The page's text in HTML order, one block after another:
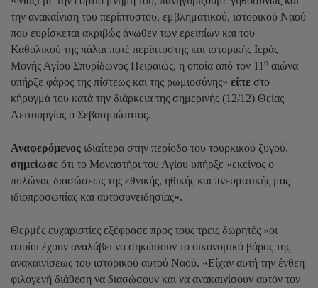
την ανακαίνιση του περίπτυστου, εμβληματικού, ιστορικού Ναού
που ευρίσκεται ακριβώς άνωθεν των ερειπίων και του
Καθολικού της πάλαι ποτέ περίπτυστης και ιστορικής Ιεράς
Μονής Αγίου Σπυρίδωνος Πειραιώς, η οποία από τον 11 ο αιώνα
υπήρξε φάρος της πίστεως και της ρωμιοσύνης» είπε στο
κήρυγμά του κατά την διάρκεια της σημερινής (12/12) Θείας
Λειτουργίας ο Σεβασμιώτατος.
Αναφερόμενος ιδιαίτερα στην περίοδο του τουρκικού ζυγού,
σημείωσε ότι το Μοναστήρι του Αγίου υπήρξε «εκείνος ο
πυλώνας διασώσεως της εθνικής, ηθικής και πνευματικής μας
ιδιοπροσωπίας και αυτοσυνειδησίας».
Θερμές ευχαριστίες εξέφρασε προς τους τρεις δωρητές «οι
οποίοι έχουν αναλάβει να σηκώσουν το οικονομικό βάρος της
ανακαινίσεως του ιστορικού αυτού Ναού. «Είχαν αυτή την ένθεη
φιλογενή διάθεση να διασώσουν και να ανακαινίσουν αυτόν τον